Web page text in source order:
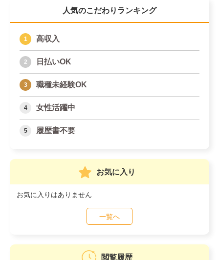
人気のこだわりランキング
高収入
日払いOK
職種未経験OK
女性活躍中
履歴書不要
お気に入り
お気に入りはありません
一覧へ
閲覧履歴